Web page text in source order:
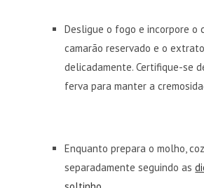
Desligue o fogo e incorpore o
camarão reservado e o
delicadamente. Certifique-se
ferva para manter a
Enquanto prepara o molho,
separadamente seguindo as